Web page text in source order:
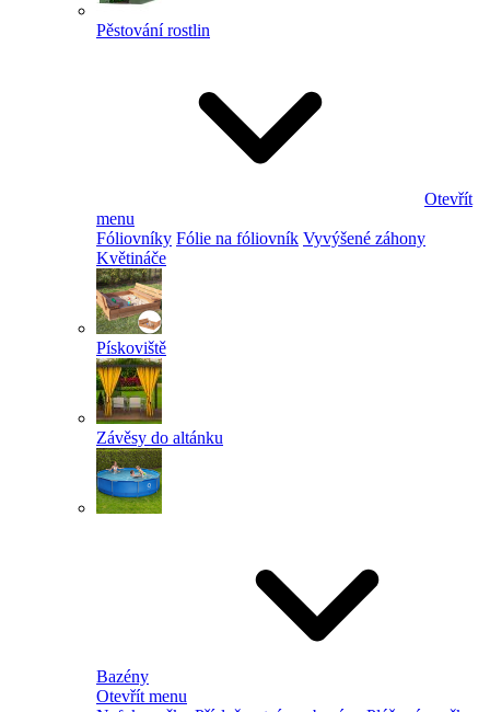
Pěstování rostlin
Otevřít
menu
Fóliovníky Fólie na fóliovník Vyvýšené záhony
Květináče
Pískoviště
Závěsy do altánku
Bazény
Otevřít menu